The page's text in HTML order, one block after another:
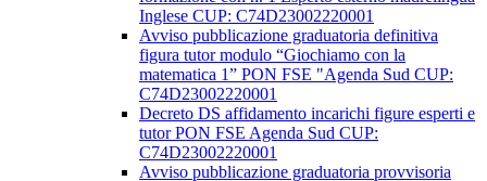
Inglese CUP: C74D23002220001
Avviso pubblicazione graduatoria definitiva
figura tutor modulo “Giochiamo con la
matematica 1” PON FSE "Agenda Sud CUP:
C74D23002220001
Decreto DS affidamento incarichi figure esperti e
tutor PON FSE Agenda Sud CUP:
C74D23002220001
Avviso pubblicazione graduatoria provvisoria